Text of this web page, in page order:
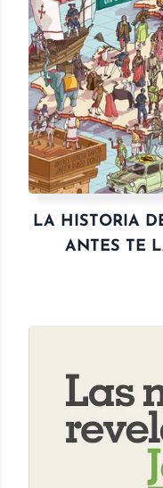
LA HISTORIA
ANTES TE